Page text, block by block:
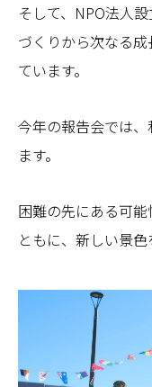
そして、NPO法人
づくりから次なる
ています。
今年の報告会では
ます。
困難の先にある可
ともに、新しい景色